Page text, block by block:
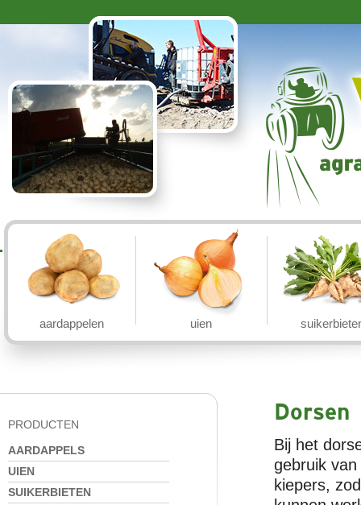
aardappelen uien
PRODUCTEN
AARDAPPELS
UIEN
SUIKERBIETEN
Dorsen
Bij het
gebruik
kiepers,